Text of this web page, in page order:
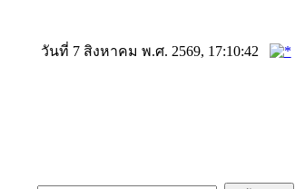
วันที่ 7 สิงหาคม พ.ศ. 2569, 17:10:42